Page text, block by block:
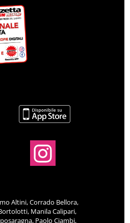
Altini, Corrado Bellora,
Manila Calipari,
Paolo Ciambi,